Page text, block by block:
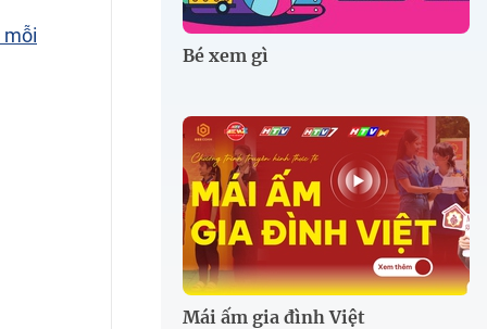
mỗi
Bé xem gì
Mái ấm gia đình Việt